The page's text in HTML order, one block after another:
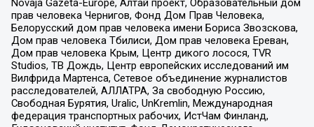
Novaja Gazeta-Europe, Алтай проект, Образовательный дом
прав человека Чернигов, Фонд Дом Прав Человека,
Белорусский дом прав человека имени Бориса Звозскова,
Дом прав человека Тбилиси, Дом прав человека Ереван,
Дом прав человека Крым, Центр дикого лосося, TVR
Studios, ТВ Дождь, Центр европейских исследований им
Вилфрида Мартенса, Сетевое объединение журналистов
расследователей, АЛЛАТРА, За свободную Россию,
Свободная Бурятия, Uralic, UnKremlin, Международная
федерация транспортных рабочих, ИстЧам Финланд,